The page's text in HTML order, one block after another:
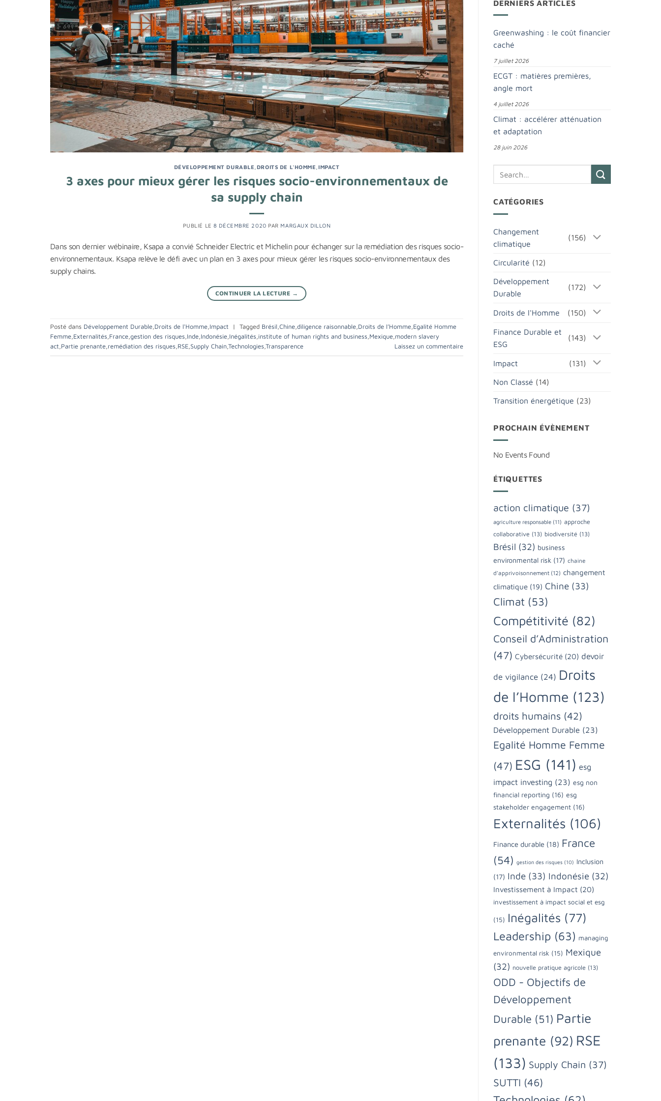
DÉVELOPPEMENT DURABLE DROITS DE L'HOMME ,IMPACT
3 axes pour mieux gérer les risques socio-environnementaux de
sa supply chain
PUBLIÉ LE8 DÉCEMBRE 2020 PAR MARGAUX DILLON
Dans son dernier wébinaire, Ksapa a convié Schneider Electric et Michelin pour échanger sur la remédiation des risques socio-
environnementaux. Ksapa relève le défi avec un plan en 3 axes pour mieux gérer les risques socio-environnementaux des
supply chains.
CONTINUER LA LECTURE →
Posté dans Développement Durable,Droits de l'Homme,Impact | Tagged Brésil,Chine,diligence raisonnable,Droits de l’Homme,Egalité Homme
Femme,Externalités,France,gestion des risques,Inde,Indonésie,Inégalités,institute of human rights and business,Mexique,modern slavery
act,Partie prenante,remédiation des risques,RSE,Supply Chain,Technologies,Transparence Laissez un commentaire
DERNIERS ARTICLES
Greenwashing : le coût financier
caché
7 juillet 2026
ECGT : matières premières,
angle mort
4 juillet 2026
Climat : accélérer atténuation
et adaptation
28 juin 2026
CATÉGORIES
Changement
climatique
(156)
Circularité (12)
Développement
Durable
(172)
Droits de l'Homme (150)
Finance Durable et
ESG
(143)
Impact (131)
Non Classé (14)
Transition énergétique (23)
PROCHAIN ÉVÈNEMENT
No Events Found
ÉTIQUETTES
action climatique (37)
agriculture responsable (11) approche
collaborative (13) biodiversité (13)
Brésil (32) business
environmental risk (17) chaine
d'apprivoisonnement (12) changement
climatique (19) Chine (33)
Climat (53)
Compétitivité (82)
Conseil d’Administration
(47) Cybersécurité (20) devoir
de vigilance (24) Droits
de l’Homme (123)
droits humains (42)
Développement Durable (23)
Egalité Homme Femme
(47) ESG (141) esg
impact investing (23) esg non
financial reporting (16) esg
stakeholder engagement (16)
Externalités (106)
Finance durable (18) France
(54) gestion des risques (10) Inclusion
(17) Inde (33) Indonésie (32)
Investissement à Impact (20)
investissement à impact social et esg
(15) Inégalités (77)
Leadership (63) managing
environmental risk (15) Mexique
(32) nouvelle pratique agricole (13)
ODD - Objectifs de
Développement
Durable (51) Partie
prenante (92) RSE
(133) Supply Chain (37)
SUTTI (46)